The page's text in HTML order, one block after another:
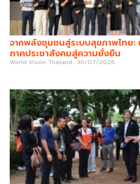
จากพลังชุมชนสู่ระบบสุขภาพไทย:
ภาคประชาสังคมสู่ความยั่งยืน
World Vision Thailand 30/07/2026